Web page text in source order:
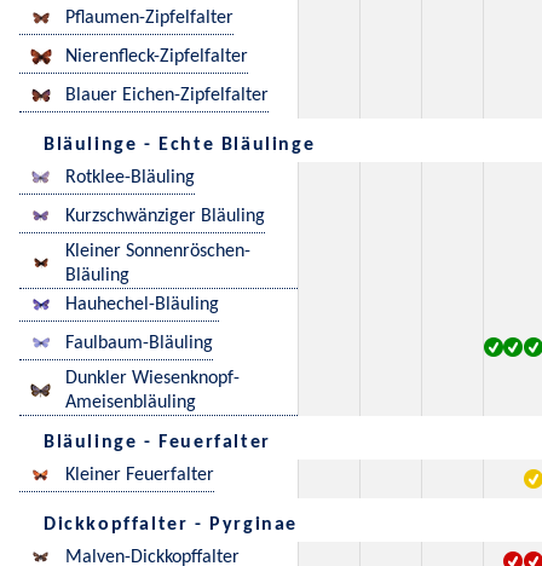
Pflaumen-Zipfelfalter
Nierenfleck-Zipfelfalter
Blauer Eichen-Zipfelfalter
Bläulinge - Echte Bläulinge
Rotklee-Bläuling
Kurzschwänziger Bläuling
Kleiner Sonnenröschen-
Bläuling
Hauhechel-Bläuling
Faulbaum-Bläuling
Dunkler Wiesenknopf-
Ameisenbläuling
Bläulinge - Feuerfalter
Kleiner Feuerfalter
Dickkopffalter - Pyrginae
Malven-Dickkopffalter